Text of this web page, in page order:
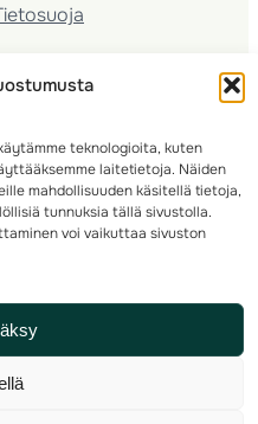
teknologioita, kuten
laitetietoja. Näiden
mahdollisuuden käsitellä tietoja,
tunnuksia tällä sivustolla.
voi vaikuttaa sivuston
10, 00380 Helsinki, Finland
: rastilippu(a)suunnistusliitto.fi
:::Rastilipun ohjeet